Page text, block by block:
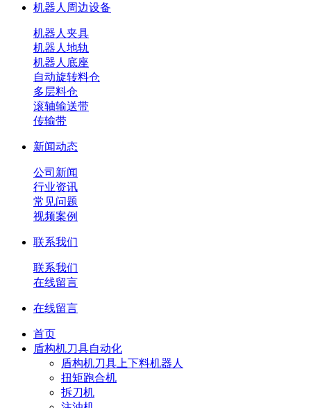
机器人周边设备
机器人夹具
机器人地轨
机器人底座
自动旋转料仓
多层料仓
滚轴输送带
传输带
新闻动态
公司新闻
行业资讯
常见问题
视频案例
联系我们
联系我们
在线留言
在线留言
首页
盾构机刀具自动化
盾构机刀具上下料机器人
扭矩跑合机
拆刀机